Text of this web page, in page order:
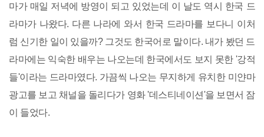
마가 매일 저녁에 방영이 되고 있었는데 이 날도 역시 한국 드
라마가 나왔다. 다른 나라에 와서 한국 드라마를 보다니 이처
럼 신기한 일이 있을까? 그것도 한국어로 말이다. 내가 봤던 드
라마에는 익숙한 배우는 나오는데 한국에서도 보지 못한 '강적
들'이라는 드라마였다. 가끔씩 나오는 무지하게 유치한 미얀마
광고를 보고 채널을 돌리다가 영화 '데스티네이션'을 보면서 잠
이 들었다.